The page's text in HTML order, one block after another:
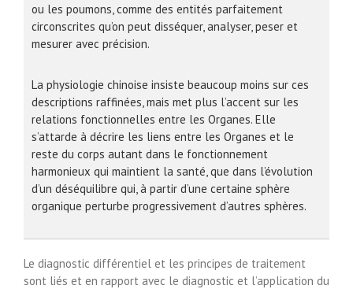
ou les poumons, comme des entités parfaitement
circonscrites qu’on peut disséquer, analyser, peser et
mesurer avec précision.
La physiologie chinoise insiste beaucoup moins sur ces
descriptions raffinées, mais met plus l’accent sur les
relations fonctionnelles entre les Organes. Elle
s’attarde à décrire les liens entre les Organes et le
reste du corps autant dans le fonctionnement
harmonieux qui maintient la santé, que dans l’évolution
d’un déséquilibre qui, à partir d’une certaine sphère
organique perturbe progressivement d’autres sphères.
Le diagnostic différentiel et les principes de traitement
sont liés et en rapport avec le diagnostic et l’application du